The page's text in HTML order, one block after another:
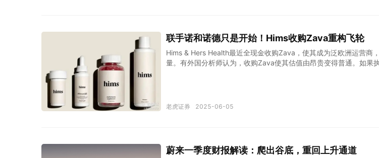
收入接近谷底；基础设施软件业务营收66亿，同比增长24.8%，增
面是收购Vmware已超一年，同
联手诺和诺德只是开始！Hims收购Zava重构飞轮
Hims & Hers Health最近全现金收购Zava，使其成为泛欧洲运营商
量。有外国分析师认为，收购Zava使其估值由昂贵变得普通。如果
100万美元，与2024年已经快速增长的数据相比，这些都显示出显
仅为预期销售额的八倍左右。对于一家国内利基药房
老虎证券 2025-06-05
蔚来一季度财报解读：爬出谷底，重回上升通道